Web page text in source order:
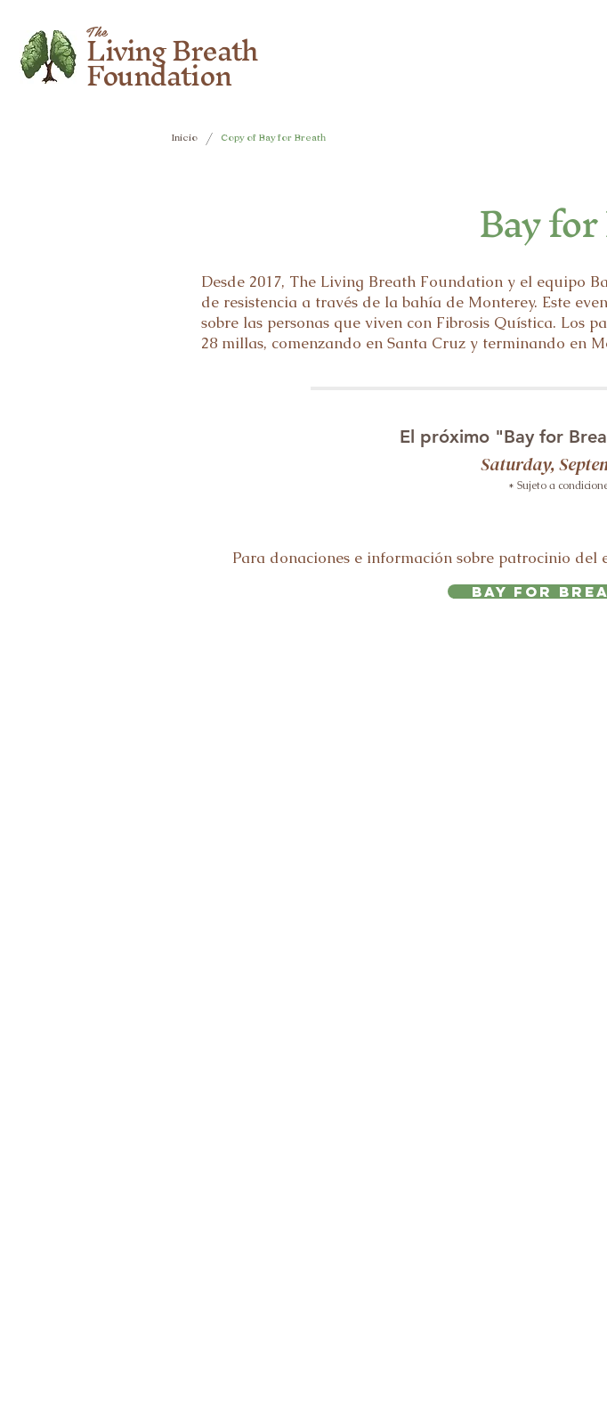
The
Living Breath
Foundation
Inicio / Copy of Bay for Breath
Bay
Desde 2017, The Living Breath Foundation y el equipo
de resistencia a través de la bahía de Monterey. Este
sobre las personas que viven con Fibrosis Quística. Los
28 millas, comenzando en Santa Cruz y terminando en
El próximo "Bay for
Saturday,
* Sujeto a
Para donaciones e información sobre patrocinio
Bay for